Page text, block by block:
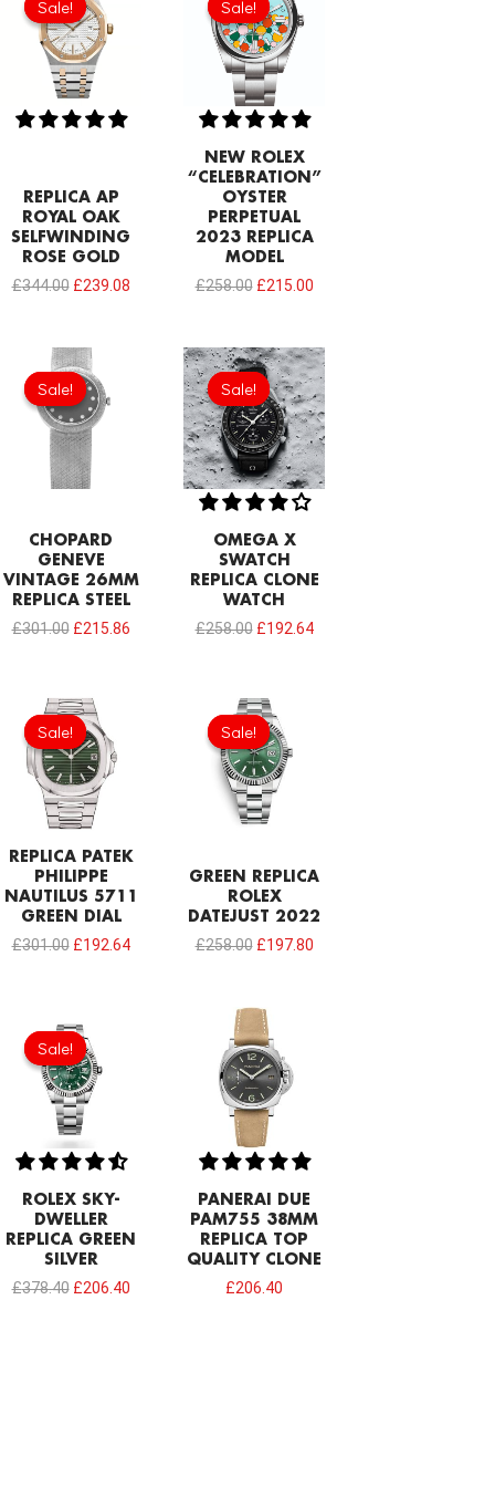
Sale!
Sale!
REPLICA AP
ROYAL OAK
SELFWINDING
ROSE GOLD
£344.00
was:
£344.00.
£239.08
Sale!
Sale!
NEW ROLEX
“CELEBRATION”
OYSTER
PERPETUAL
2023 REPLICA
MODEL
£258.00
was:
£258.00.
£215.00
Sale!
Sale!
CHOPARD
GENEVE
VINTAGE 26MM
REPLICA STEEL
£301.00
Original
price
was:
£301.00.
£215.86
£215.86.
Sale!
Sale!
OMEGA X
SWATCH
REPLICA CLONE
WATCH
£258.00
Original
price
was:
£258.00.
£192.64
Current
price
is:
£192.64.
Sale!
Sale!
REPLICA PATEK
PHILIPPE
NAUTILUS 5711
GREEN DIAL
£301.00
Original
price
was:
£301.00.
£192.64
Sale!
Sale!
GREEN REPLICA
ROLEX
DATEJUST 2022
£258.00
Original
price
was:
£258.00.
£197.80
Sale!
Sale!
ROLEX SKY-
DWELLER
REPLICA GREEN
SILVER
£378.40
price
was:
£378.40.
£206.40
PANERAI DUE
PAM755 38MM
REPLICA TOP
QUALITY CLONE
£206.40